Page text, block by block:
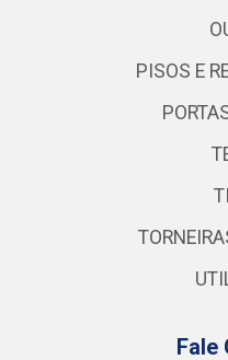
PISOS E
Fale